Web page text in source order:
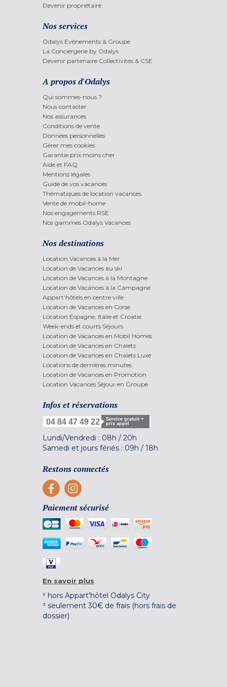
Devenir propriétaire
Nos services
Odalys Evènements & Groupe
La Conciergerie by Odalys
Devenir partenaire Collectivités & CSE
A propos d'Odalys
Qui sommes-nous ?
Nous contacter
Nos assurances
Conditions de vente
Données personnelles
Gérer mes cookies
Garantie prix moins cher
Aide et FAQ
Mentions légales
Guide de vos vacances
Thématiques de location vacances
Vente de mobil-home
Nos engagements RSE
Nos gammes Odalys Vacances
Nos destinations
Location Vacances à la Mer
Location de Vacances au ski
Location de Vacances à la Montagne
Location de Vacances à la Campagne
Appart'hôtels en centre ville
Location de Vacances en Corse
Location Espagne, Italie et Croatie
Week-ends et courts Séjours
Location de Vacances en Mobil Homes
Location de Vacances en Chalets
Location de Vacances en Chalets Luxe
Locations de dernières minutes
Location de Vacances en Promotion
Location Vacances Séjour en Groupe
Infos et réservations
04 84 47 49 22
Service gratuit +
prix appel
Lundi/Vendredi : 08h / 20h
Samedi et jours fériés : 09h / 18h
Restons connectés
Paiement sécurisé
En savoir plus
² hors Appart'hôtel Odalys City
³ seulement 30€ de frais (hors frais de
dossier)